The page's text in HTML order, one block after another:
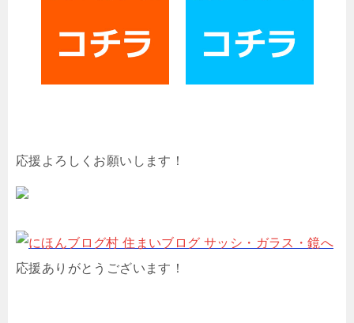
応援よろしくお願いします！
応援ありがとうございます！